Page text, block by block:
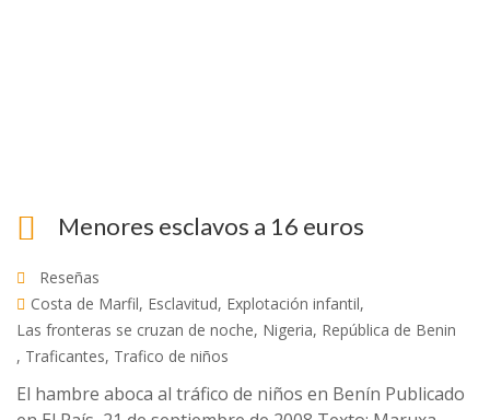
Menores esclavos a 16 euros
Reseñas
Costa de Marfil, Esclavitud, Explotación infantil,
Las fronteras se cruzan de noche, Nigeria, República de Benin
, Traficantes, Trafico de niños
El hambre aboca al tráfico de niños en Benín Publicado